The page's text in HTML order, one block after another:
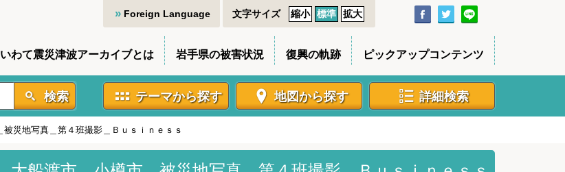
Foreign Language 文字サイズ 縮小 標準 拡大
いわて震災津波アーカイブとは 岩手県の被害状況 復興の軌跡 ピックアップコンテンツ
検索 テーマから探す 地図から探す 詳細検索
災地写真＿第４班撮影＿Ｂｕｓｉｎｅｓｓ